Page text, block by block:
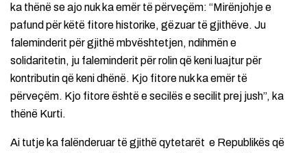
ka thënë se ajo nuk ka emër të përveçëm: “Mirënjohje e
pafund për këtë fitore historike, gëzuar të gjithëve. Ju
faleminderit për gjithë mbvështetjen, ndihmën e
solidaritetin, ju faleminderit për rolin që keni luajtur për
kontributin që keni dhënë. Kjo fitore nuk ka emër të
përveçëm. Kjo fitore është e secilës e secilit prej jush”, ka
thënë Kurti.
Ai tutje ka falënderuar të gjithë qytetarët e Republikës që